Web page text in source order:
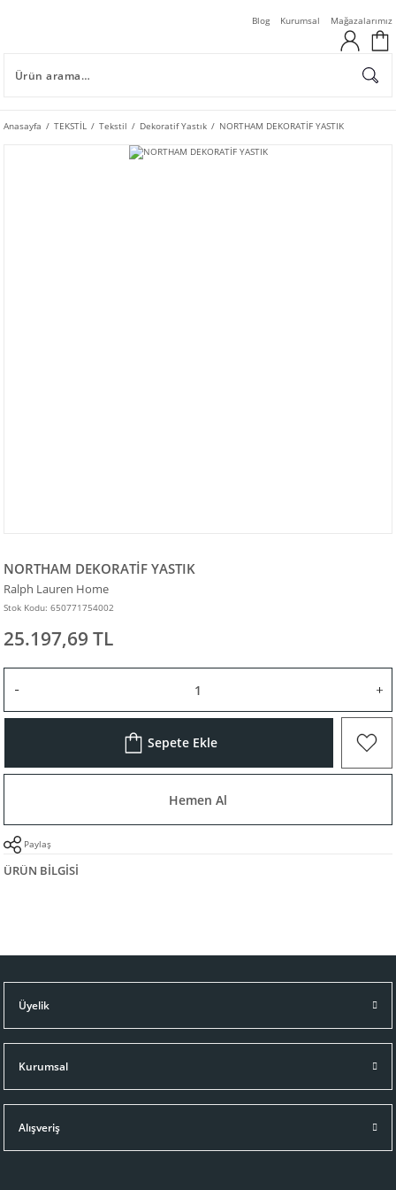
Blog Kurumsal Mağazalarımız
Anasayfa TEKSTİL Tekstil Dekoratif Yastık NORTHAM DEKORATİF YASTIK
NORTHAM DEKORATİF YASTIK
Ralph Lauren Home
Stok Kodu: 650771754002
25.197,69 TL
Sepete Ekle
Hemen Al
Paylaş
ÜRÜN BILGISI
Üyelik
Kurumsal
Alışveriş